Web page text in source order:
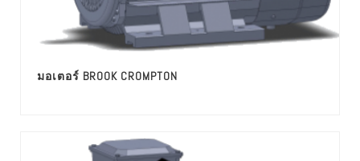
มอเตอร์ BROOK CROMPTON